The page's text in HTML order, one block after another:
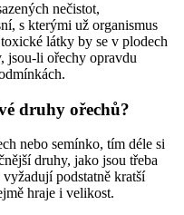
nečistot,
s kterými už organismus
látky by se v plodech
jsou-li ořechy opravdu
druhy ořechů?
nebo semínko, tím déle si
druhy, jako jsou třeba
podstatně kratší
hraje i velikost.